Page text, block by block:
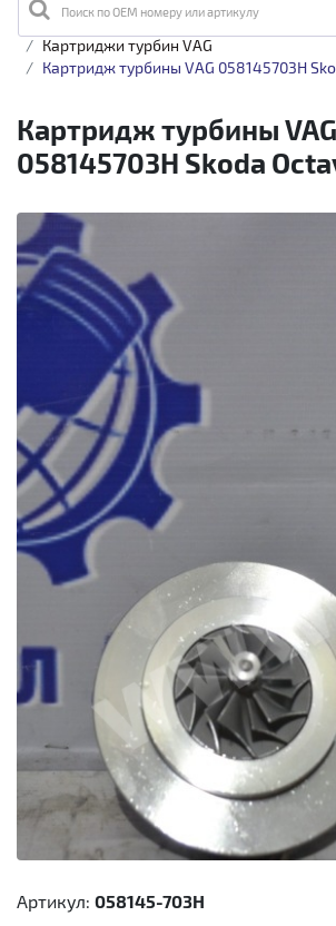
Поиск по OEM номеру или артикулу
Главная Каталог товаров Турбины
Картриджи турбин VAG
Картридж турбины VAG 058145703H
Картридж турбины VAG
058145703H Skoda
Артикул: 058145-703H